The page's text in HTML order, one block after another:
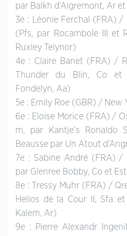
par Balkh d’Aigremont, Ar
3e : Léonie Ferchal (FRA) /
(Pfs, par Rocambole III et
Ruxley Telynor)
4e : Claire Banet (FRA) /
Thunder du Blin, Co
Fondelyn, Aa)
5e : Emily Roe (GBR) / New
6e : Eloise Morice (FRA) /
m, par Kantje’s Ronaldo
Beausse par Un Atout
7e : Sabine André (FRA) /
par Glenree Bobby, Co et
8e : Tressy Muhr (FRA) /
Helios de la Cour II, Sfa
Kalem, Ar)
9e : Pierre Alexandr